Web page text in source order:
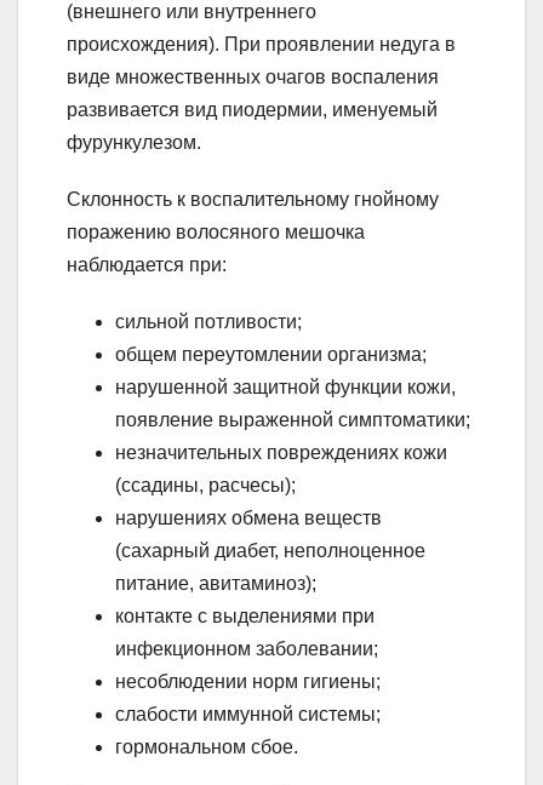
(внешнего или внутреннего
происхождения). При проявлении недуга в
виде множественных очагов воспаления
развивается вид пиодермии, именуемый
фурункулезом.
Склонность к воспалительному гнойному
поражению волосяного мешочка
наблюдается при:
сильной потливости;
общем переутомлении организма;
нарушенной защитной функции кожи,
появление выраженной симптоматики;
незначительных повреждениях кожи
(ссадины, расчесы);
нарушениях обмена веществ
(сахарный диабет, неполноценное
питание, авитаминоз);
контакте с выделениями при
инфекционном заболевании;
несоблюдении норм гигиены;
слабости иммунной системы;
гормональном сбое.